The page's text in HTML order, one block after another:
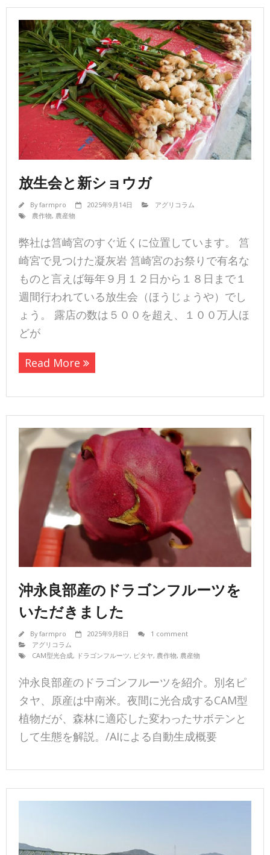
放生会と新ショウガ
Byfarmpro 2025年9月14日
アグリコラム
農作物, 農産物
弊社は筥崎宮のすぐ近くに位置しています。 筥
崎宮で見つけた凝灰岩 筥崎宮のお祭りで有名な
ものと言えば毎年９月１２日から１８日まで１
週間行われている放生会（ほうじょうや）でし
ょう。 露店の数は５００を超え、１００万人ほ
どが
Read More
沖永良部産のドラゴンフルーツを
いただきました
Byfarmpro 2025年9月8日
1 comment
アグリコラム
CAM型光合成, ドラゴンフルーツ, ピタヤ, 農作物, 農産物
沖永良部産のドラゴンフルーツを紹介。別名ピ
タヤ、原産は中南米。夜間に光合成するCAM型
植物だが、森林に適応した変わったサボテンと
して生態を解説。/AIによる自動生成概要